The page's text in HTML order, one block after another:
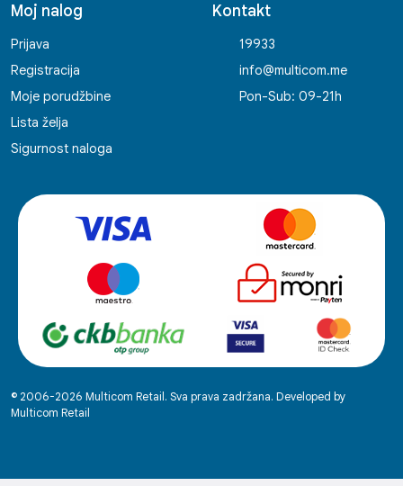
Moj nalog
Prijava
Registracija
Moje porudžbine
Lista želja
Sigurnost naloga
Kontakt
19933
info@multicom.me
Pon-Sub: 09-21h
© 2006-2026 Multicom Retail. Sva prava zadržana. Developed by
Multicom Retail